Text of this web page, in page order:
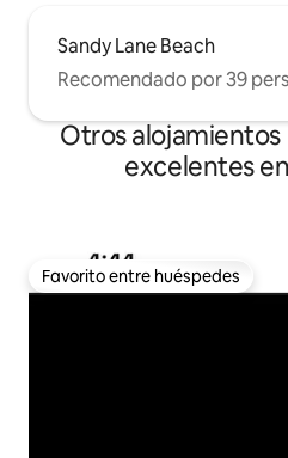
Sandy Lane Beach
Recomendado por 39
Otros
excelentes
Favorito entre huéspedes
Favorito entre huéspedes